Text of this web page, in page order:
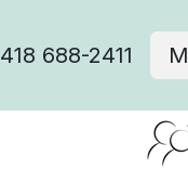
418 688-2411